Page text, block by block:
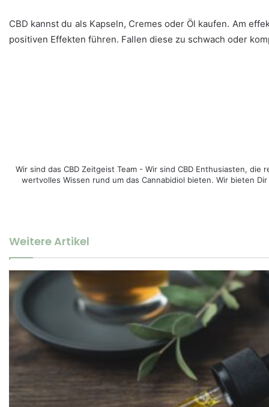
CBD kannst du als Kapseln, Cremes oder Öl kaufen. Am
positiven Effekten führen. Fallen diese zu schwach oder
Wir sind das CBD Zeitgeist Team - Wir sind CBD Enthusiasten,
wertvolles Wissen rund um das Cannabidiol bieten. Wir bieten
Weitere Artikel